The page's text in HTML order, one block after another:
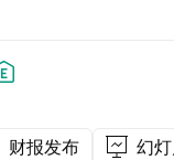
财报发布 幻